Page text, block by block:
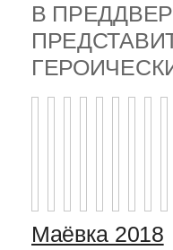
В
Маёвка 2018